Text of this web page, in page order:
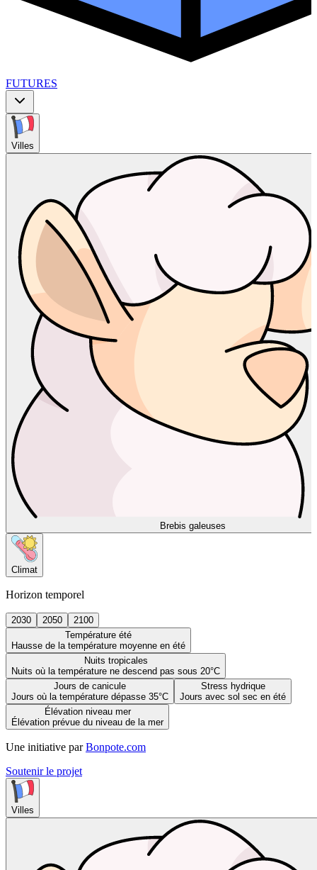
FUTURES
Villes
Brebis galeuses
Climat
Horizon temporel
2030 2050
2100
Température été
Hausse de la température moyenne en été
Nuits tropicales
Nuits où la température ne descend pas sous 20°C
Jours de canicule
Jours où la température dépasse 35°C
Stress hydrique
Jours avec sol sec en été
Élévation niveau mer
Élévation prévue du niveau de la mer
Une initiative par Bonpote.com
Soutenir le projet
Villes